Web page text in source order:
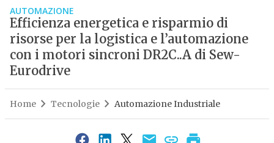
AUTOMAZIONE
Efficienza energetica e risparmio di
risorse per la logistica e l’automazione
con i motori sincroni DR2C..A di Sew-
Eurodrive
Home Tecnologie Automazione Industriale